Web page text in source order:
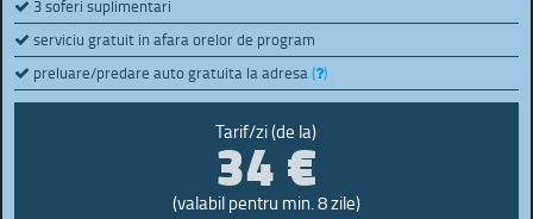
3 soferi suplimentari
serviciu gratuit in afara orelor de program
preluare/predare auto gratuita la adresa( )
Tarif/zi (de la)
34 €
(valabil pentru min. 8 zile)